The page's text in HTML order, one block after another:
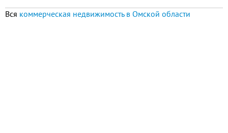
Вся коммерческая недвижимость в Омской области